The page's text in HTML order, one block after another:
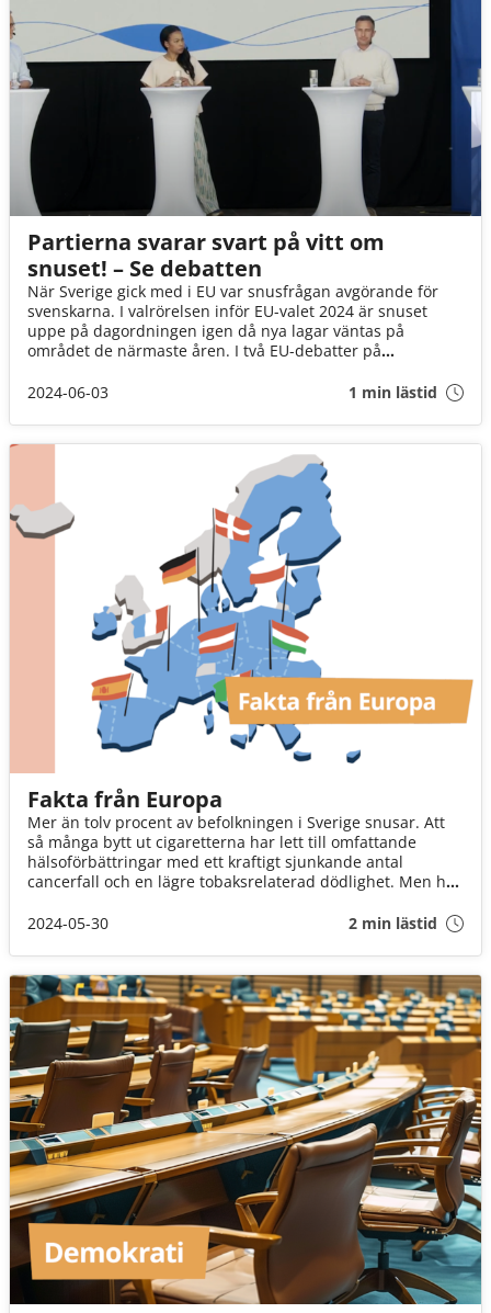
Partierna svarar svart på vitt om
snuset! – Se debatten
När Sverige gick med i EU var snusfrågan avgörande för
svenskarna. I valrörelsen inför EU-valet 2024 är snuset
uppe på dagordningen igen då nya lagar väntas på
området de närmaste åren. I två EU-debatter på
redogöra svart på vitt hur de ställer sig till att kämpa för
2024-06-03 1 min lästid
Fakta från Europa
Mer än tolv procent av befolkningen i Sverige snusar. Att
så många bytt ut cigaretterna har lett till omfattande
hälsoförbättringar med ett kraftigt sjunkande antal
cancerfall och en lägre tobaksrelaterad dödlighet. Men hur
många snusade som i Sverige?
2024-05-30 2 min lästid